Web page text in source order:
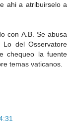
ahi a atribuirselo a
con A.B. Se abusa
Lo del Osservatore
chequeo la fuente
temas vaticanos.